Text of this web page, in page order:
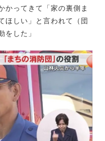
かってきて「家の裏側ま
ほしい」と言われて（団
をした」